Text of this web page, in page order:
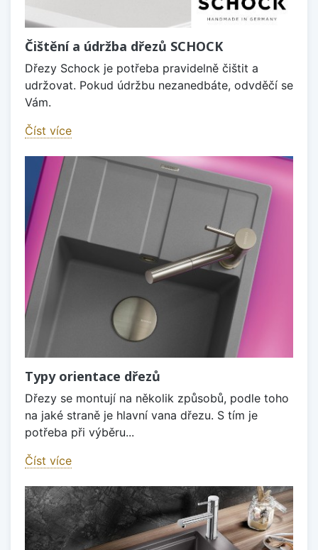
Čištění a údržba dřezů SCHOCK
Dřezy Schock je potřeba pravidelně čištit a
udržovat. Pokud údržbu nezanedbáte, odvděčí se
Vám.
Číst více
Typy orientace dřezů
Dřezy se montují na několik způsobů, podle toho
na jaké straně je hlavní vana dřezu. S tím je
potřeba při výběru...
Číst více